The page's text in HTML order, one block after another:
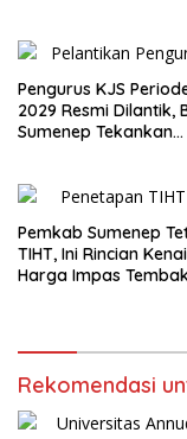
Pengurus KJS
2029 Resmi Dilantik,
Sumenep Tekankan
Pemkab Sumenep
TIHT, Ini Rincian
Harga Impas
Rekomendasi